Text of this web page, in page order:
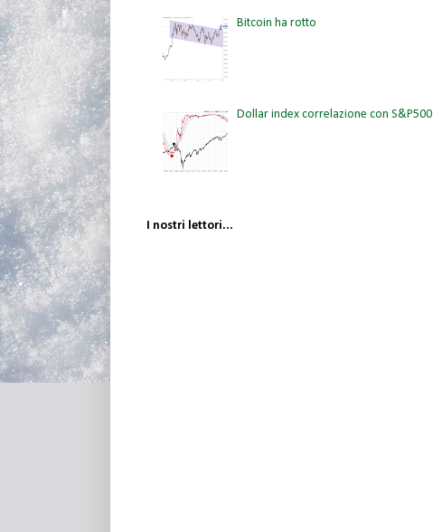
Bitcoin ha rotto
Dollar index correlazione con S&P500
I nostri lettori...